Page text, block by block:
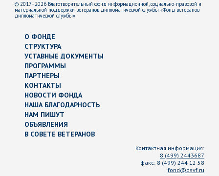
© 2017–2026 Благотворительный фонд информационной, социально-правовой и
материальной поддержки ветеранов дипломатической службы «Фонд ветеранов
дипломатической службы»
О ФОНДЕ
СТРУКТУРА
УСТАВНЫЕ ДОКУМЕНТЫ
ПРОГРАММЫ
ПАРТНЕРЫ
КОНТАКТЫ
НОВОСТИ ФОНДА
НАША БЛАГОДАРНОСТЬ
НАМ ПИШУТ
ОБЪЯВЛЕНИЯ
В СОВЕТЕ ВЕТЕРАНОВ
Контактная информация:
8 (499) 2443687
факс: 8 (499) 244 12 58
fond@dsvf.ru